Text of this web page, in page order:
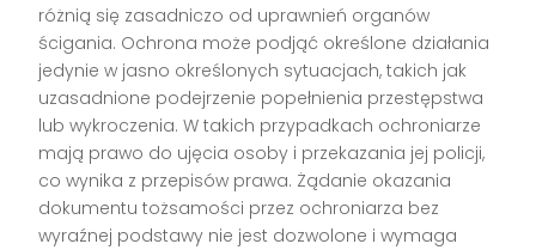
różnią się zasadniczo od uprawnień organów
ścigania. Ochrona może podjąć określone działania
jedynie w jasno określonych sytuacjach, takich jak
uzasadnione podejrzenie popełnienia przestępstwa
lub wykroczenia. W takich przypadkach ochroniarze
mają prawo do ujęcia osoby i przekazania jej policji,
co wynika z przepisów prawa. Żądanie okazania
dokumentu tożsamości przez ochroniarza bez
wyraźnej podstawy nie jest dozwolone i wymaga